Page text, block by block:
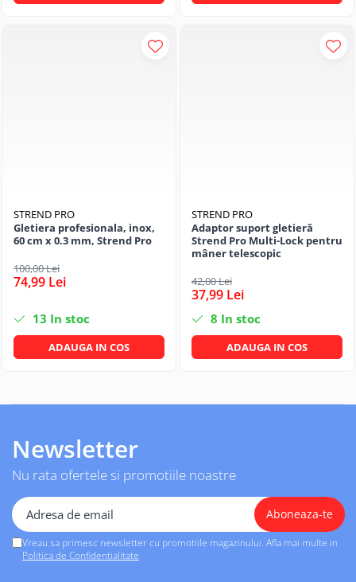
Veioze si lampi
CRACIUN
Accesorii decorative
Caciuli
Figurine si decoratiuni Craciun
Globuri
Instalatii de Craciun
Curatenie
Cosuri de gunoi
Maturi, Mopuri si galeti
Prosoape de hartie si servetele
Saci gunoi
Servetele umede
STREND PRO
Gletiera profesionala, inox,
60 cm x 0.3 mm, Strend Pro
100,00 Lei
74,99 Lei
13 In stoc
ADAUGA IN COS
STREND PRO
Adaptor suport gletieră
Strend Pro Multi-Lock pentru
mâner telescopic
42,00 Lei
37,99 Lei
8 In stoc
ADAUGA IN COS
Newsletter
Nu rata ofertele si promotiile noastre
Vreau sa primesc newsletter cu promotiile magazinului. Afla mai multe in
Politica de Confidentialitate